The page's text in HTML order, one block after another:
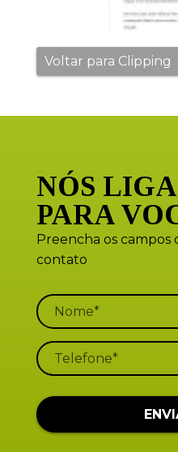
Voltar para Clipping
NÓS
PARA
Preencha os
contato